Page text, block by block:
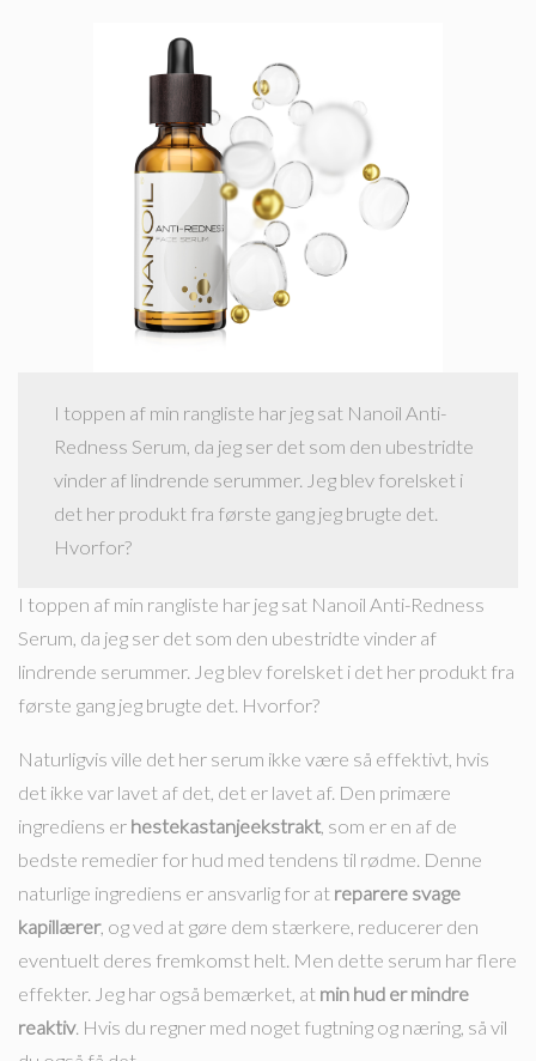
I toppen af min rangliste har jeg sat Nanoil Anti-
Redness Serum, da jeg ser det som den ubestridte
vinder af lindrende serummer. Jeg blev forelsket i
det her produkt fra første gang jeg brugte det.
Hvorfor?
I toppen af min rangliste har jeg sat Nanoil Anti-Redness
Serum, da jeg ser det som den ubestridte vinder af
lindrende serummer. Jeg blev forelsket i det her produkt fra
første gang jeg brugte det. Hvorfor?
Naturligvis ville det her serum ikke være så effektivt, hvis
det ikke var lavet af det, det er lavet af. Den primære
ingrediens er hestekastanjeekstrakt, som er en af de
bedste remedier for hud med tendens til rødme. Denne
naturlige ingrediens er ansvarlig for at reparere svage
kapillærer, og ved at gøre dem stærkere, reducerer den
eventuelt deres fremkomst helt. Men dette serum har flere
effekter. Jeg har også bemærket, at min hud er mindre
reaktiv. Hvis du regner med noget fugtning og næring, så vil